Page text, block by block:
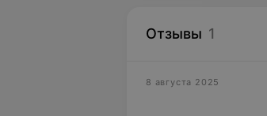
Отзывы 1
8 августа 2025